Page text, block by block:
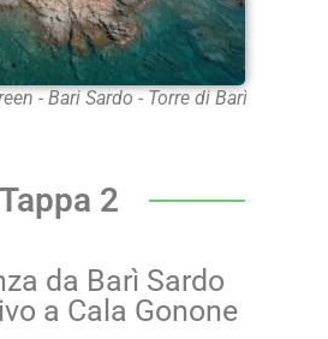
- Bari Sardo - Torre di Barì
Tappa 2
da Barì Sardo
a Cala Gonone